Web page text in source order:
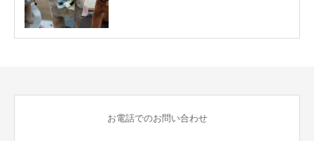
お電話でのお問い合わせ